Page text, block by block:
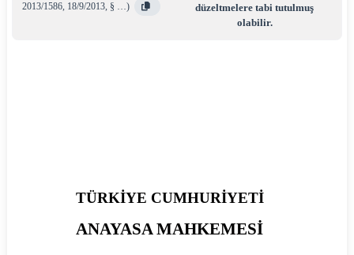
2013/1586, 18/9/2013, § …)
düzeltmelere tabi tutulmuş
olabilir.